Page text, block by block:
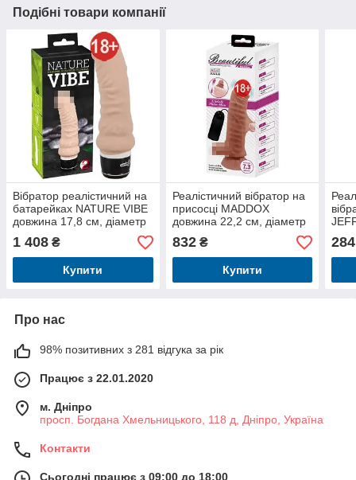
Подібні товари компанії
Вібратор реалістичний на
батарейках NATURE VIBE
довжина 17,8 см, діаметр
4,6 см
1 408 ₴
Купити
Реалістичний вібратор на
присосці MADDOX
довжина 22,2 см, діаметр
6,6 см
832₴
Купити
284
Про нас
98% позитивних з 281 відгука за рік
Працює з 22.01.2020
м. Дніпро
просп. Богдана Хмельницького, 118 д, Дніпро, Україна
Контакти
Сьогодні працює з 09:00 до 18:00